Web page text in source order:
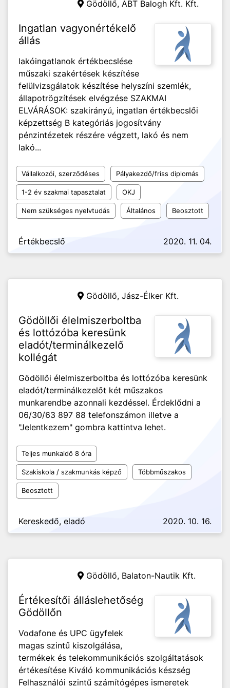
Gödöllő, ABT Balogh Kft. Kft.
Ingatlan vagyonértékelő
állás
lakóingatlanok értékbecslése
műszaki szakértések készítése
felülvizsgálatok készítése helyszíni szemlék,
állapotrögzítések elvégzése SZAKMAI
ELVÁRÁSOK: szakirányú, ingatlan értékbecslői
képzettség B kategóriás jogosítvány
pénzintézetek részére végzett, lakó és nem
lakó...
Vállalkozói, szerződéses Pályakezdő/friss diplomás
1-2 év szakmai tapasztalat OKJ
Nem szükséges nyelvtudás Általános Beosztott
Értékbecslő 2020. 11. 04.
Gödöllő, Jász-Élker Kft.
Gödöllői élelmiszerboltba
és lottózóba keresünk
eladót/terminálkezelő
kollégát
Gödöllői élelmiszerboltba és lottózóba keresünk
eladót/terminálkezelőt két műszakos
munkarendbe azonnali kezdéssel. Érdeklődni a
06/30/63 897 88 telefonszámon illetve a
"Jelentkezem" gombra kattintva lehet.
Teljes munkaidő 8 óra
Szakiskola / szakmunkás képző Többműszakos
Beosztott
Kereskedő, eladó 2020. 10. 16.
Gödöllő, Balaton-Nautik Kft.
Értékesítői álláslehetőség
Gödöllőn
Vodafone és UPC ügyfelek
magas szintű kiszolgálása,
termékek és telekommunikációs szolgáltatások
értékesítése Kiváló kommunikációs készség
Felhasználói szintű számítógépes ismeretek